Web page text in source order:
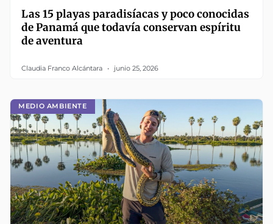
Las 15 playas paradisíacas y poco conocidas
de Panamá que todavía conservan espíritu
de aventura
Claudia Franco Alcántara junio 25, 2026
MEDIO AMBIENTE